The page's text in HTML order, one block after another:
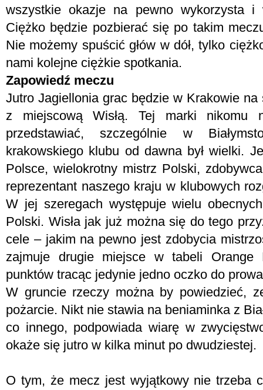
wszystkie okazje na pewno wykorzysta i
Ciężko będzie pozbierać się po takim
Nie możemy spuścić głów w dół, tylko
nami kolejne ciężkie spotkania.
Zapowiedź meczu
Jutro Jagiellonia grac będzie w Krakowie
z miejscową Wisłą. Tej marki nikomu
przedstawiać, szczególnie w
krakowskiego klubu od dawna był wielki.
Polsce, wielokrotny mistrz Polski,
reprezentant naszego kraju w klubowych
W jej szeregach występuje wielu
Polski. Wisła jak już można się do tego
cele – jakim na pewno jest zdobycia
zajmuje drugie miejsce w tabeli Orange
punktów tracąc jedynie jedno oczko do
W gruncie rzeczy można by powiedzieć,
pożarcie. Nikt nie stawia na beniaminka z
co innego, podpowiada wiarę w
okaże się jutro w kilka minut po dwudziestej.
O tym, że mecz jest wyjątkowy nie trzeba